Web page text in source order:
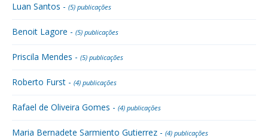
Luan Santos - (5) publicações
Benoit Lagore - (5) publicações
Priscila Mendes - (5) publicações
Roberto Furst - (4) publicações
Rafael de Oliveira Gomes - (4) publicações
Maria Bernadete Sarmiento Gutierrez - (4) publicações